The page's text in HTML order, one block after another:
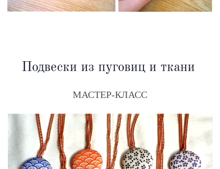
Подвески из пуговиц и ткани
МАСТЕР-КЛАСС